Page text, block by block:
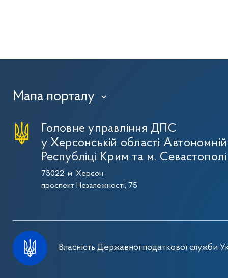
Мапа порталу ›
Головне управління ДПС
у Херсонській області Автономній
Республіці Крим та м. Севастополі
73022, м. Херсон,
проспект Незалежності, 75
Власність Державної податкової служби